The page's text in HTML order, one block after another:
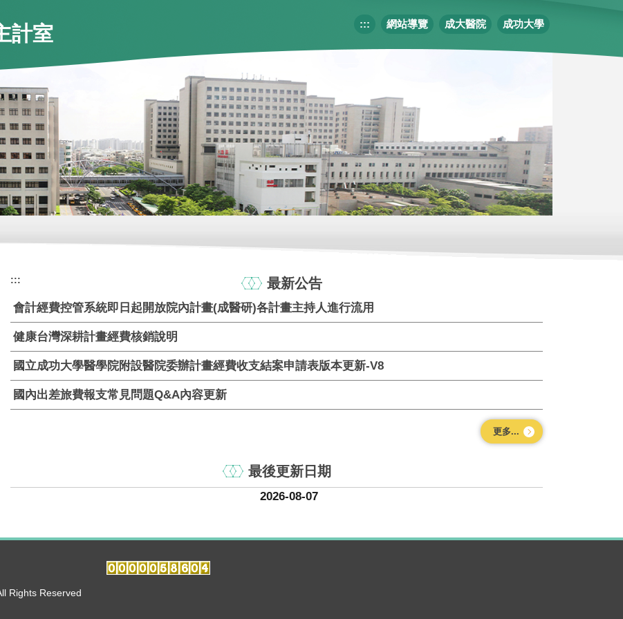
計室 ::: 網站導覽 成大醫院 成功大學
::: 最新公告
會計經費控管系統即日起開放院內計畫(成醫研)各計畫主持人進行流用
健康台灣深耕計畫經費核銷說明
國立成功大學醫學院附設醫院委辦計畫經費收支結案申請表版本更新-V8
國內出差旅費報支常見問題Q&A內容更新
更多...
最後更新日期
2026-08-07
Rights Reserved